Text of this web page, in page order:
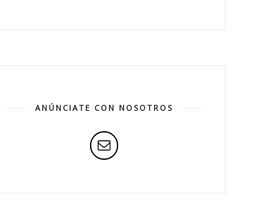
ANÚNCIATE CON NOSOTROS